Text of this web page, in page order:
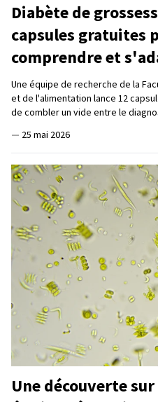
Diabète de
capsules gratuites
comprendre et
Une équipe de recherche de la
et de l'alimentation lance 12
de combler un vide entre le
— 25 mai 2026
Une découverte